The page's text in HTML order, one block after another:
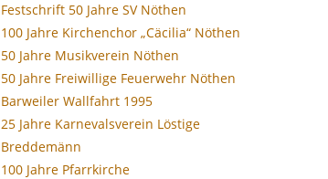
Festschrift 50 Jahre SV Nöthen
100 Jahre Kirchenchor „Cäcilia“ Nöthen
50 Jahre Musikverein Nöthen
50 Jahre Freiwillige Feuerwehr Nöthen
Barweiler Wallfahrt 1995
25 Jahre Karnevalsverein Löstige
Breddemänn
100 Jahre Pfarrkirche